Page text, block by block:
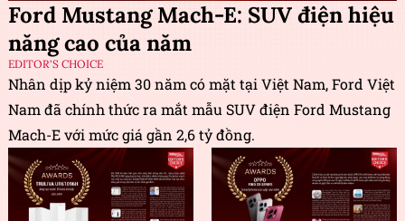
Ford Mustang Mach-E: SUV điện hiệu
năng cao của năm
EDITOR'S CHOICE
Nhân dịp kỷ niệm 30 năm có mặt tại Việt Nam, Ford Việt
Nam đã chính thức ra mắt mẫu SUV điện Ford Mustang
Mach-E với mức giá gần 2,6 tỷ đồng.